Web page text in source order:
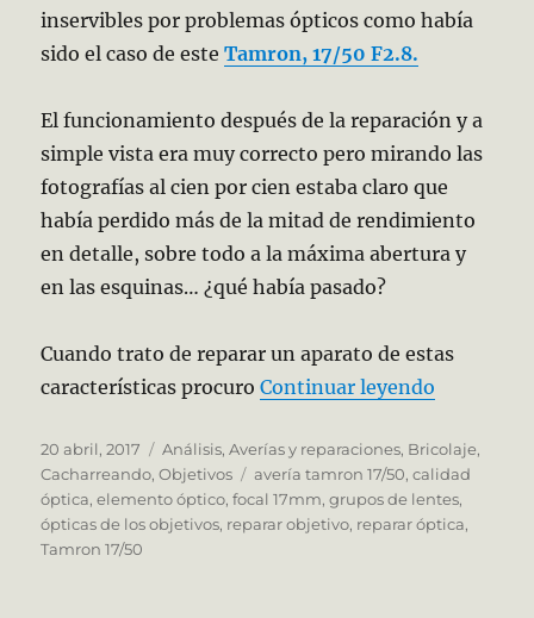
inservibles por problemas ópticos como había
sido el caso de esteTamron, 17/50 F2.8.
El funcionamiento después de la reparación y a
simple vista era muy correcto pero mirando las
fotografías al cien por cien estaba claro que
había perdido más de la mitad de rendimiento
en detalle, sobre todo a la máxima abertura y
en las esquinas… ¿qué había pasado?
Cuando trato de reparar un aparato de estas
características procuroContinuar leyendo
Publicado
el
20 abril, 2017 Categorías
Análisis,Averías y reparaciones, Bricolaje,
Cacharreando,Objetivos Etiquetas
avería tamron 17/50,calidad
óptica,elemento óptico,focal 17mm,grupos de lentes,
ópticas de los objetivos, reparar objetivo, reparar óptica,
Tamron 17/50